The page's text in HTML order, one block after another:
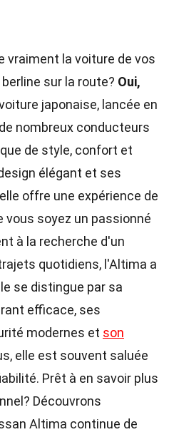
vraiment la voiture de vos
sur la route? Oui,
japonaise, lancée en
nombreux conducteurs
de style, confort et
élégant et ses
offre une expérience de
vous soyez un passionné
à la recherche d'un
quotidiens, l'Altima a
se distingue par sa
efficace, ses
modernes et son
elle est souvent saluée
Prêt à en savoir plus
Découvrons
Altima continue de